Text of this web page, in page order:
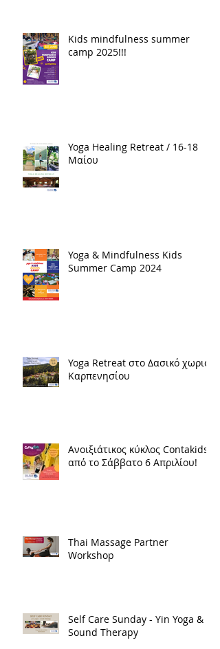
Kids mindfulness summer
camp 2025!!!
Yoga Healing Retreat / 16-18
Μαίου
Yoga & Mindfulness Kids
Summer Camp 2024
Yoga Retreat στο Δασικό χωριό
Καρπενησίου
Ανοιξιάτικος κύκλος Contakids
από το Σάββατο 6 Απριλίου!
Thai Μassage Partner
Workshop
Self Care Sunday - Yin Yoga &
Sound Therapy